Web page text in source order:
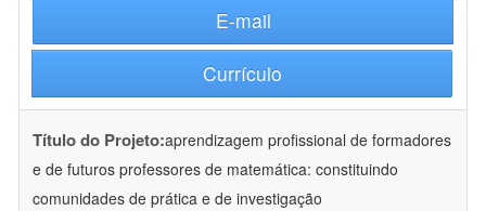
E-mail
Currículo
Título do Projeto:aprendizagem profissional de formadores
e de futuros professores de matemática: constituindo
comunidades de prática e de investigação